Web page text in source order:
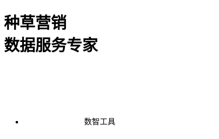
种草营销
数据服务专家
数智工具